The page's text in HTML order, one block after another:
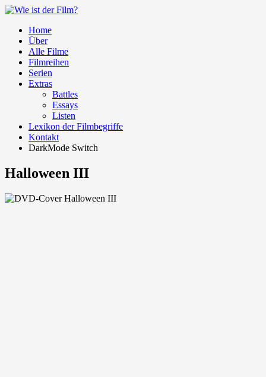
Home
Über
Alle Filme
Filmreihen
Serien
Extras
Battles
Essays
Listen
Lexikon der Filmbegriffe
Kontakt
DarkMode Switch
Halloween III